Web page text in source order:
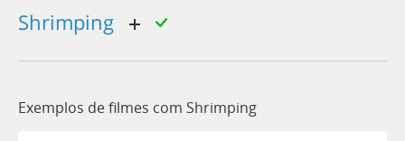
shrimping
Exemplos de filmes com Shrimping